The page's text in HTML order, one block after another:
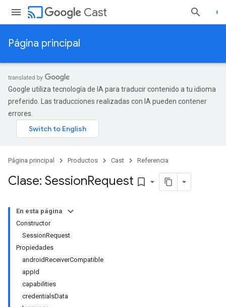
cast Cast
Página principal
Google utiliza tecnología de IA para traducir contenido a tu idioma
preferido. Las traducciones realizadas con IA pueden contener
errores.
Página principal Productos Cast Referencia
Clase: SessionRequest bookmark_border
En esta página
Constructor
SessionRequest
Propiedades
androidReceiverCompatible
appId
capabilities
credentialsData